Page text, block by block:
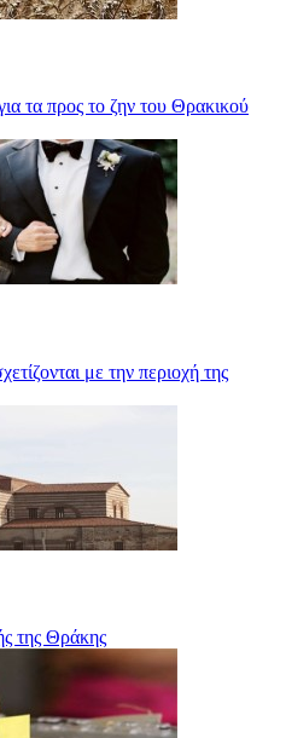
τα προς το ζην του Θρακικού
με την περιοχή της
της Θράκης